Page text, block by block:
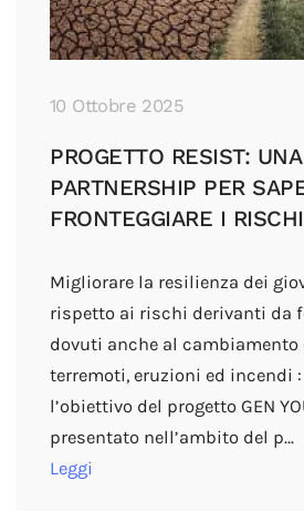
10 Ottobre 2025
PROGETTO RESIST: UNA
PARTNERSHIP PER
FRONTEGGIARE I
Migliorare la resilienza dei
rispetto ai rischi derivanti da
dovuti anche al
terremoti, eruzioni ed incendi
l’obiettivo del progetto GEN
presentato nell’ambito del p…
Leggi